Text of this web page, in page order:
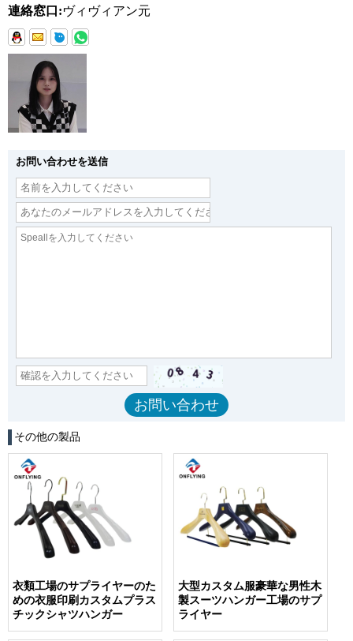
連絡窓口:ヴィヴィアン元
お問い合わせを送信
その他の製品
衣類工場のサプライヤーのた
めの衣服印刷カスタムプラス
チックシャツハンガー
大型カスタム服豪華な男性木
製スーツハンガー工場のサプ
ライヤー